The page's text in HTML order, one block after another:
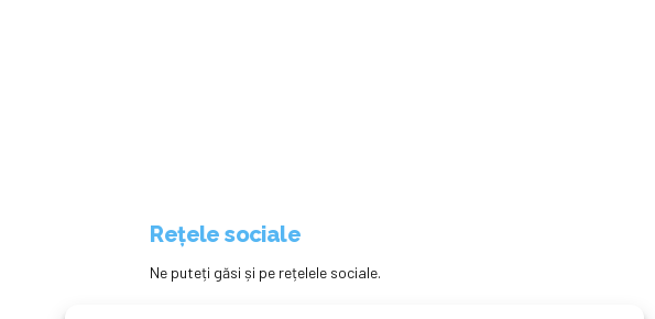
Rețele sociale
Ne puteți găsi și pe rețelele sociale.